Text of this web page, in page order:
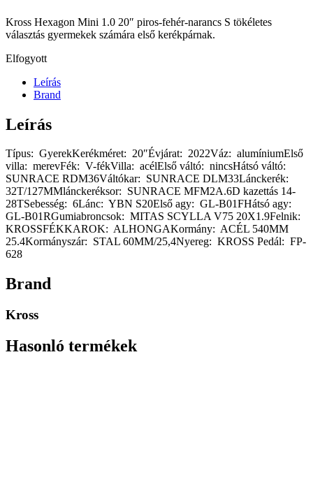
Kross Hexagon Mini 1.0 20″ piros-fehér-narancs S tökéletes
választás gyermekek számára első kerékpárnak.
Elfogyott
Leírás
Brand
Leírás
Típus: GyerekKerékméret: 20″Évjárat: 2022Váz: alumíniumElső
villa: merevFék: V-fékVilla: acélElső váltó: nincsHátsó váltó:
SUNRACE RDM36Váltókar: SUNRACE DLM33Lánckerék:
32T/127MMlánckeréksor: SUNRACE MFM2A.6D kazettás 14-
28TSebesség: 6Lánc: YBN S20Első agy: GL-B01FHátsó agy:
GL-B01RGumiabroncsok: MITAS SCYLLA V75 20X1.9Felnik:
KROSSFÉKKAROK: ALHONGAKormány: ACÉL 540MM
25.4Kormányszár: STAL 60MM/25,4Nyereg: KROSS Pedál: FP-
628
Brand
Kross
Hasonló termékek